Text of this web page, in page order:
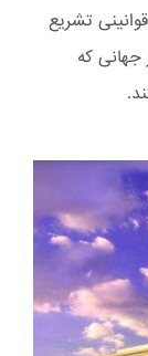
تشریع
جهانی که